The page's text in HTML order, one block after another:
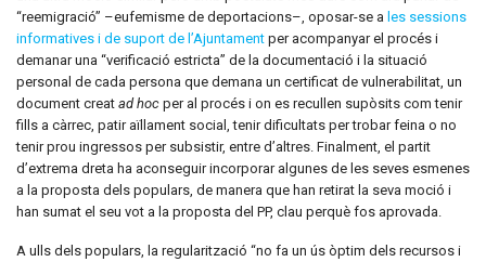
“reemigració” –eufemisme de deportacions–, oposar-se a les sessions
informatives i de suport de l’Ajuntament per acompanyar el procés i
demanar una “verificació estricta” de la documentació i la situació
personal de cada persona que demana un certificat de vulnerabilitat, un
document creat ad hoc per al procés i on es recullen supòsits com tenir
fills a càrrec, patir aïllament social, tenir dificultats per trobar feina o no
tenir prou ingressos per subsistir, entre d’altres. Finalment, el partit
d’extrema dreta ha aconseguir incorporar algunes de les seves esmenes
a la proposta dels populars, de manera que han retirat la seva moció i
han sumat el seu vot a la proposta del PP, clau perquè fos aprovada.
A ulls dels populars, la regularització “no fa un ús òptim dels recursos i